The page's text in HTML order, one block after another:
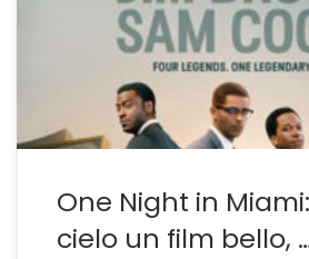
specchio, un inchiodarsi a ciò che
detto, a un tentativo di presa di
e ai torti di […]
One Night in
cielo un film bello,